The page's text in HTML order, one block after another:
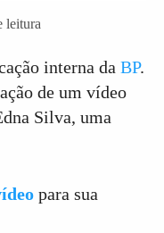
leitura
interna da BP.
de um vídeo
Silva, uma
para sua